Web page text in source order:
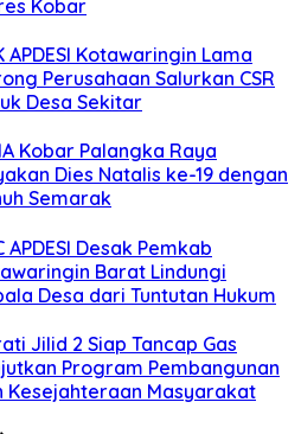
Kobar
APDESI Kotawaringin Lama
Perusahaan Salurkan CSR
Desa Sekitar
Kobar Palangka Raya
Dies Natalis ke-19 dengan
Semarak
APDESI Desak Pemkab
Barat Lindungi
Desa dari Tuntutan Hukum
Jilid 2 Siap Tancap Gas
Program Pembangunan
Kesejahteraan Masyarakat